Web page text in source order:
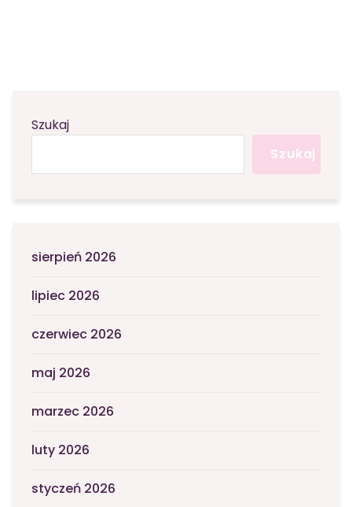
Szukaj
Szukaj
sierpień 2026
lipiec 2026
czerwiec 2026
maj 2026
marzec 2026
luty 2026
styczeń 2026